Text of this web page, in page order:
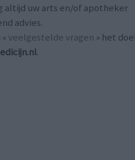
altijd uw arts en/of apotheker
advies.
veelgestelde vragen » het
.